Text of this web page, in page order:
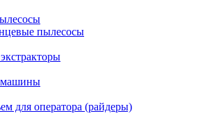
пылесосы
машины
для оператора (райдеры)